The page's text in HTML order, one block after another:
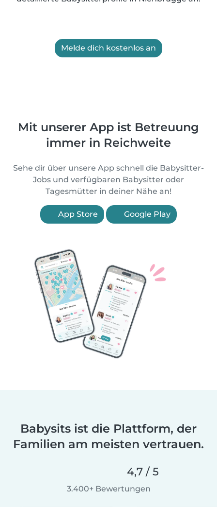
Melde dich kostenlos an
Mit unserer App ist Betreuung
immer in Reichweite
Sehe dir über unsere App schnell die Babysitter-
Jobs und verfügbaren Babysitter oder
Tagesmütter in deiner Nähe an!
App Store Google Play
Babysits ist die Plattform, der
Familien am meisten vertrauen.
4,7 / 5
3.400+ Bewertungen